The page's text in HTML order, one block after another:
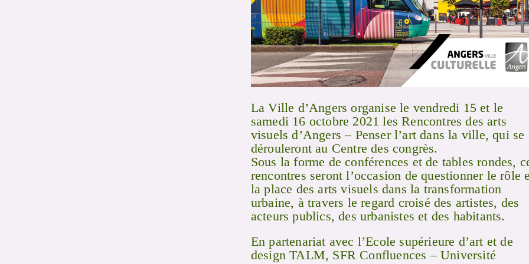
La Ville d’Angers organise le vendredi 15 et le
samedi 16 octobre 2021 les Rencontres des arts
visuels d’Angers – Penser l’art dans la ville, qui se
dérouleront au Centre des congrès.
Sous la forme de conférences et de tables rondes,
rencontres seront l’occasion de questionner le rôle
la place des arts visuels dans la transformation
urbaine, à travers le regard croisé des artistes, des
acteurs publics, des urbanistes et des habitants.
En partenariat avec l’Ecole supérieure d’art et de
design TALM, SFR Confluences – Université